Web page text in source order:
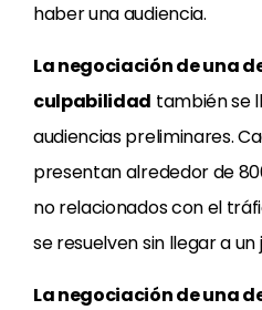
haber una audiencia.
La negociación de una
culpabilidad también se
audiencias preliminares.
presentan alrededor de
no relacionados con el
se resuelven sin llegar a un
La negociación de una